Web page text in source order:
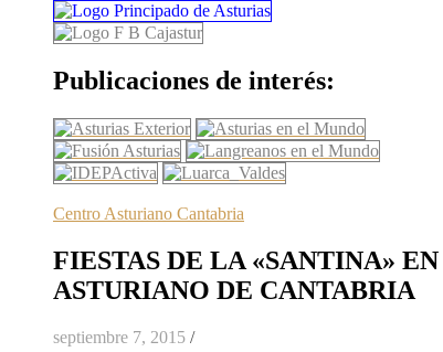
Publicaciones de interés:
Centro Asturiano Cantabria
FIESTAS DE LA «SANTINA»
ASTURIANO DE CANTABRIA
septiembre 7, 2015 /